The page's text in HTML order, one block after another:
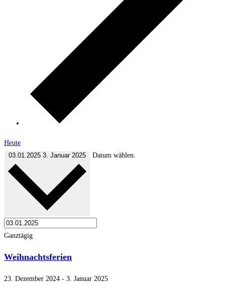
Heute
03.01.2025 3. Januar 2025 Datum wählen.
Ganztägig
Weihnachtsferien
23. Dezember 2024 - 3. Januar 2025